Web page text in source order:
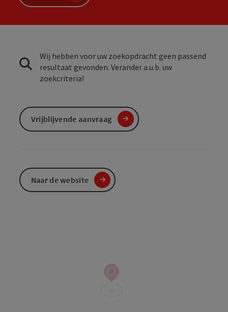
Wij hebben voor uw zoekopdracht geen passend
resultaat gevonden. Verander a.u.b. uw
zoekcriteria!
Vrijblijvende aanvraag
Naar de website